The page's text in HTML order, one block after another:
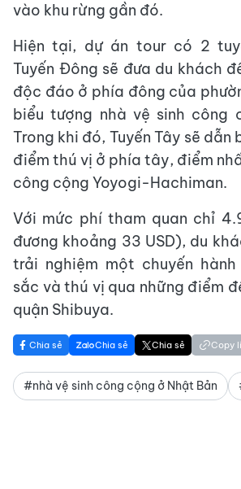
vào khu rừng gần đó.
Hiện tại, dự án tour có 2
Tuyến Đông sẽ đưa du khách
độc đáo ở phía đông của
biểu tượng nhà vệ sinh công
Trong khi đó, Tuyến Tây sẽ dẫn
điểm thú vị ở phía tây, điểm
công cộng Yoyogi-Hachiman.
Với mức phí tham quan chỉ
đương khoảng 33 USD), du
trải nghiệm một chuyến
sắc và thú vị qua những điểm
quận Shibuya.
Chia sẻ Chia sẻ Chia sẻ Copy
#nhà vệ sinh công cộng ở Nhật Bản